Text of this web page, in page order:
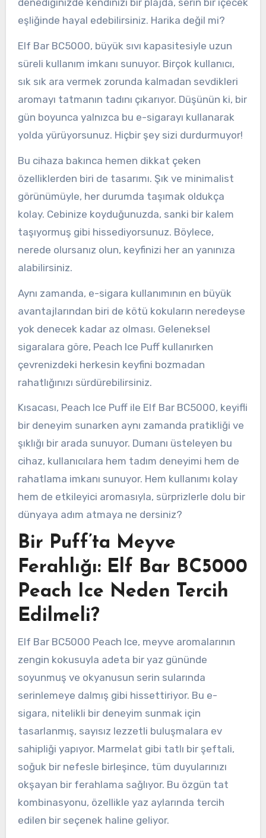
denediğinizde kendinizi bir plajda, serin bir içecek
eşliğinde hayal edebilirsiniz. Harika değil mi?
Elf Bar BC5000, büyük sıvı kapasitesiyle uzun
süreli kullanım imkanı sunuyor. Birçok kullanıcı,
sık sık ara vermek zorunda kalmadan sevdikleri
aromayı tatmanın tadını çıkarıyor. Düşünün ki, bir
gün boyunca yalnızca bu e-sigarayı kullanarak
yolda yürüyorsunuz. Hiçbir şey sizi durdurmuyor!
Bu cihaza bakınca hemen dikkat çeken
özelliklerden biri de tasarımı. Şık ve minimalist
görünümüyle, her durumda taşımak oldukça
kolay. Cebinize koyduğunuzda, sanki bir kalem
taşıyormuş gibi hissediyorsunuz. Böylece,
nerede olursanız olun, keyfinizi her an yanınıza
alabilirsiniz.
Aynı zamanda, e-sigara kullanımının en büyük
avantajlarından biri de kötü kokuların neredeyse
yok denecek kadar az olması. Geleneksel
sigaralara göre, Peach Ice Puff kullanırken
çevrenizdeki herkesin keyfini bozmadan
rahatlığınızı sürdürebilirsiniz.
Kısacası, Peach Ice Puff ile Elf Bar BC5000, keyifli
bir deneyim sunarken aynı zamanda pratikliği ve
şıklığı bir arada sunuyor. Dumanı üsteleyen bu
cihaz, kullanıcılara hem tadım deneyimi hem de
rahatlama imkanı sunuyor. Hem kullanımı kolay
hem de etkileyici aromasıyla, sürprizlerle dolu bir
dünyaya adım atmaya ne dersiniz?
Bir Puff’ta Meyve
Ferahlığı: Elf Bar BC5000
Peach Ice Neden Tercih
Edilmeli?
Elf Bar BC5000 Peach Ice, meyve aromalarının
zengin kokusuyla adeta bir yaz gününde
soyunmuş ve okyanusun serin sularında
serinlemeye dalmış gibi hissettiriyor. Bu e-
sigara, nitelikli bir deneyim sunmak için
tasarlanmış, sayısız lezzetli buluşmalara ev
sahipliği yapıyor. Marmelat gibi tatlı bir şeftali,
soğuk bir nefesle birleşince, tüm duyularınızı
okşayan bir ferahlama sağlıyor. Bu özgün tat
kombinasyonu, özellikle yaz aylarında tercih
edilen bir seçenek haline geliyor.